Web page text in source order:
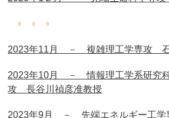
♦ ♦ ♦
2023年11月 － 複雑理工学専攻
2023年10月 － 情報理工学系研究
攻 長谷川禎彦准教授
2023年9月 － 先端エネルギー工学